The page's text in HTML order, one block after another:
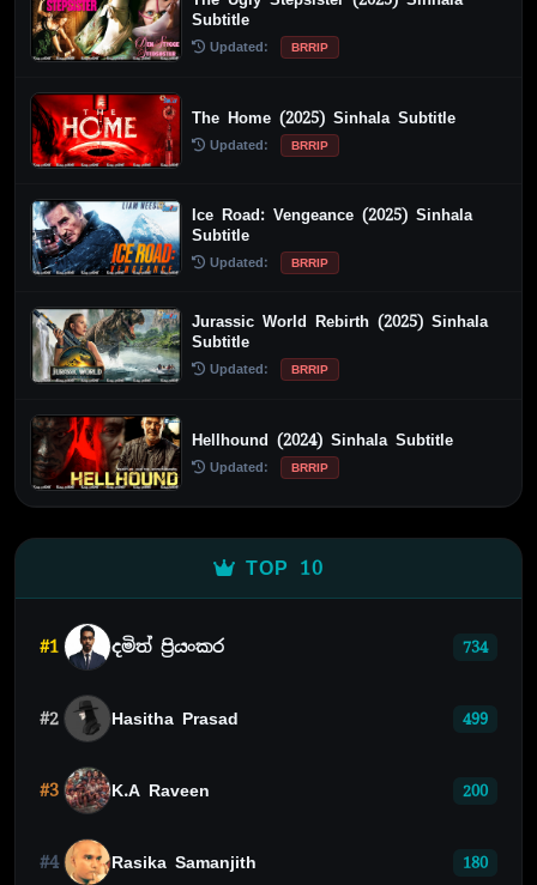
Subtitle
Updated: BRRIP
The Home (2025) Sinhala Subtitle
Updated: BRRIP
Ice Road: Vengeance (2025) Sinhala
Subtitle
Updated: BRRIP
Jurassic World Rebirth (2025) Sinhala
Subtitle
Updated: BRRIP
Hellhound (2024) Sinhala Subtitle
Updated: BRRIP
TOP 10
#1 දමිත් ප්‍රියංකර 734
#2 Hasitha Prasad 499
#3 K.A Raveen 200
#4 Rasika Samanjith 180